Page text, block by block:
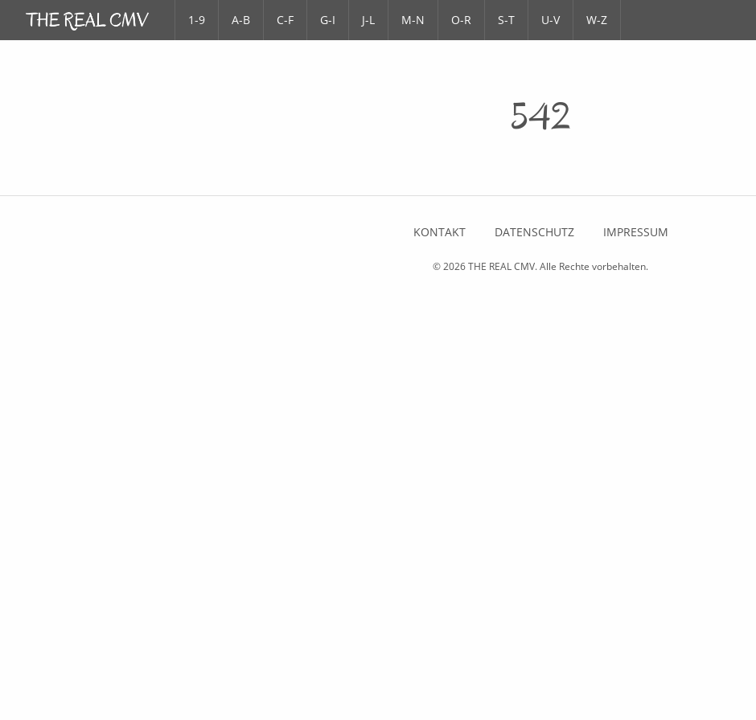
1-9 A-B C-F G-I J-L M-N O-R S-T U-V W-Z
542
KONTAKT DATENSCHUTZ IMPRESSUM
© 2026THE REAL CMV. Alle Rechte vorbehalten.